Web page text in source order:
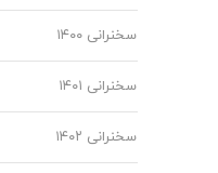
سخنرانی ۱۴۰۰
سخنرانی ۱۴۰۱
سخنرانی ۱۴۰۲